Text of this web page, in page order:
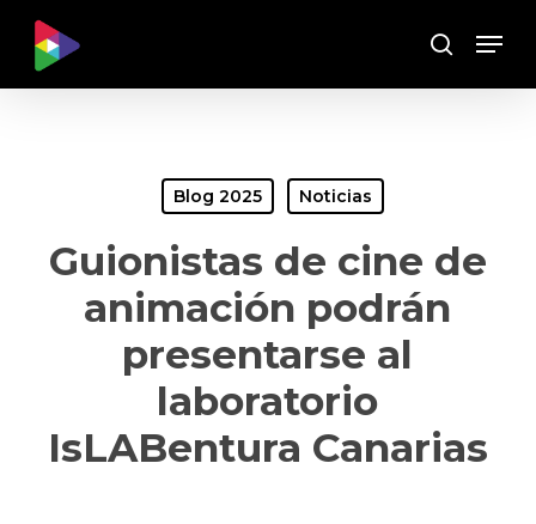
main
Buscar
Menu
Blog 2025 Noticias
Guionistas de cine de
animación podrán
presentarse al
laboratorio
IsLABentura Canarias